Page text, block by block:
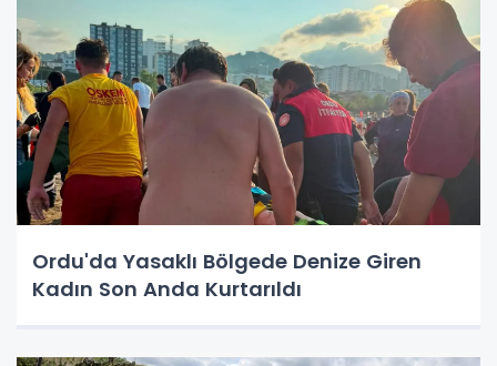
Ordu'da Yasaklı Bölgede Denize Giren
Kadın Son Anda Kurtarıldı